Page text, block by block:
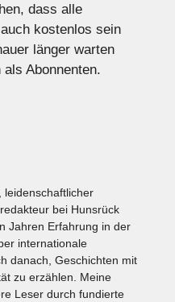
dass alle
kostenlos sein
länger warten
Abonnenten.
leidenschaftlicher
bei Hunsrück
Jahren Erfahrung in der
internationale
danach, Geschichten mit
zu erzählen. Meine
Leser durch fundierte